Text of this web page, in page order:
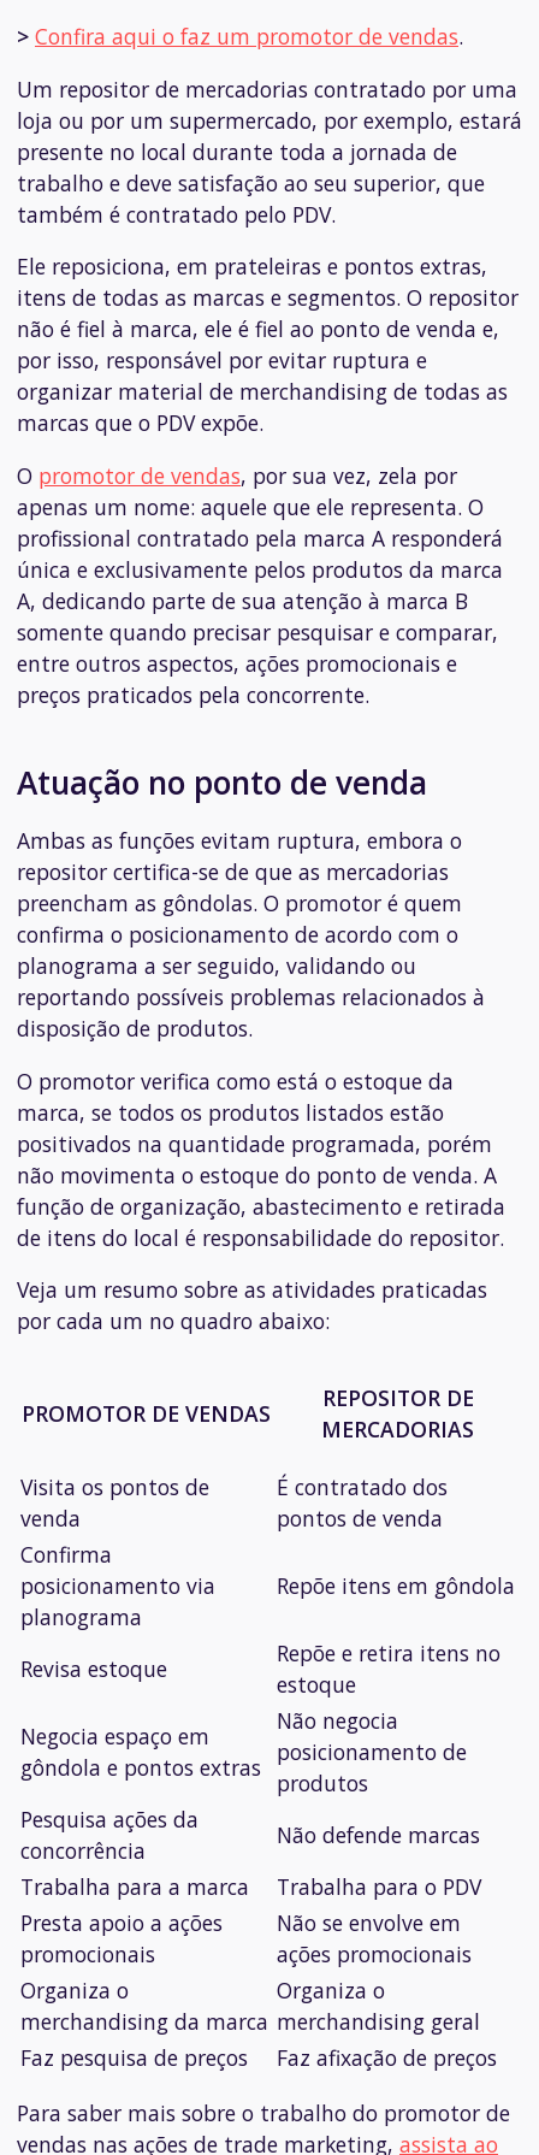
> Confira aqui o faz um promotor de vendas.
Um repositor de mercadorias contratado por uma
loja ou por um supermercado, por exemplo, estará
presente no local durante toda a jornada de
trabalho e deve satisfação ao seu superior, que
também é contratado pelo PDV.
Ele reposiciona, em prateleiras e pontos extras,
itens de todas as marcas e segmentos. O repositor
não é fiel à marca, ele é fiel ao ponto de venda e,
por isso, responsável por evitar ruptura e
organizar material de merchandising de todas as
marcas que o PDV expõe.
O promotor de vendas, por sua vez, zela por
apenas um nome: aquele que ele representa. O
profissional contratado pela marca A responderá
única e exclusivamente pelos produtos da marca
A, dedicando parte de sua atenção à marca B
somente quando precisar pesquisar e comparar,
entre outros aspectos, ações promocionais e
preços praticados pela concorrente.
Atuação no ponto de venda
Ambas as funções evitam ruptura, embora o
repositor certifica-se de que as mercadorias
preencham as gôndolas. O promotor é quem
confirma o posicionamento de acordo com o
planograma a ser seguido, validando ou
reportando possíveis problemas relacionados à
disposição de produtos.
O promotor verifica como está o estoque da
marca, se todos os produtos listados estão
positivados na quantidade programada, porém
não movimenta o estoque do ponto de venda. A
função de organização, abastecimento e retirada
de itens do local é responsabilidade do repositor.
Veja um resumo sobre as atividades praticadas
por cada um no quadro abaixo:
PROMOTOR DE VENDAS
REPOSITOR DE
MERCADORIAS
Visita os pontos de
venda
É contratado dos
pontos de venda
Confirma
posicionamento via
planograma
Repõe itens em gôndola
Revisa estoque
Repõe e retira itens no
estoque
Negocia espaço em
gôndola e pontos extras
Não negocia
posicionamento de
produtos
Pesquisa ações da
concorrência
Não defende marcas
Trabalha para a marca
Trabalha para o PDV
Presta apoio a ações
promocionais
Não se envolve em
ações promocionais
Organiza o
merchandising da marca
Organiza o
merchandising geral
Faz pesquisa de preços
Faz afixação de preços
Para saber mais sobre o trabalho do promotor de
vendas nas ações de trade marketing, assista ao